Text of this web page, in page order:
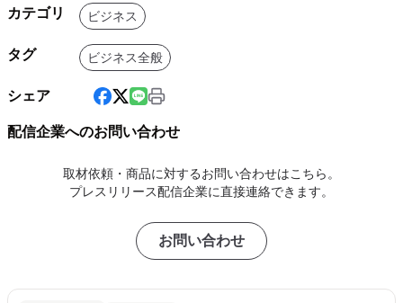
カテゴリ ビジネス
タグ ビジネス全般
シェア
配信企業へのお問い合わせ
取材依頼・商品に対するお問い合わせはこちら。
プレスリリース配信企業に直接連絡できます。
お問い合わせ